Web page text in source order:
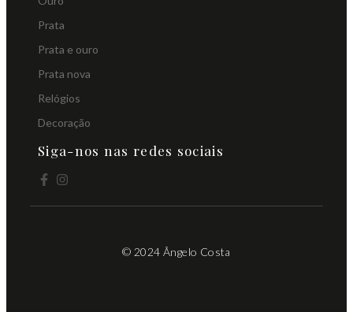
Prata
Prata e ouro
Prata nova
Relógios
Decoração
Siga-nos nas redes sociais
© 2024 Ângelo Costa